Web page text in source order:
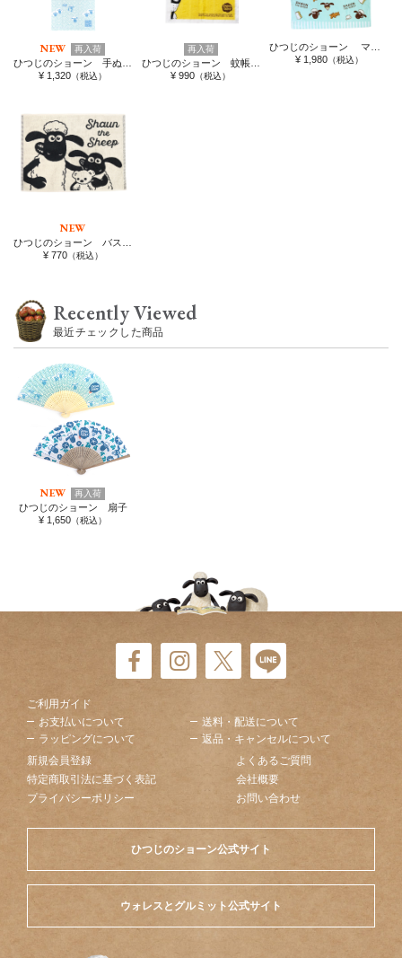
NEW 再入荷
¥ 1,320 （税込）
再入荷
ひつじのショーン 蚊帳生地ふきんＬ
¥ 990 （税込）
¥ 1,980（税込）
NEW
¥ 770（税込）
Recently Viewed
最近チェックした商品
NEW 再入荷
ひつじのショーン 扇子
¥ 1,650 （税込）
ご利用ガイド
お支払いについて
送料・配送について
ラッピングについて
返品・キャンセルについて
新規会員登録
よくあるご質問
特定商取引法に基づく表記
会社概要
プライバシーポリシー
お問い合わせ
ひつじのショーン公式サイト
ウォレスとグルミット公式サイト